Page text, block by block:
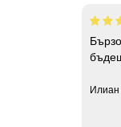
Илиан